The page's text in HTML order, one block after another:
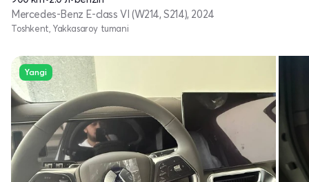
Mercedes-Benz E-class VI (W214, S214), 2024
Toshkent, Yakkasaroy tumani
Yangi